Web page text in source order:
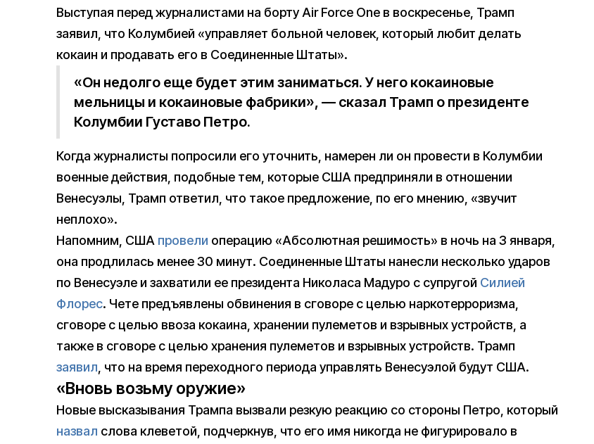
Выступая перед журналистами на борту Air Force One в воскресенье, Трамп
заявил, что Колумбией «управляет больной человек, который любит делать
кокаин и продавать его в Соединенные Штаты».
«Он недолго еще будет этим заниматься. У него кокаиновые
мельницы и кокаиновые фабрики», — сказал Трамп о президенте
Колумбии Густаво Петро.
Когда журналисты попросили его уточнить, намерен ли он провести в Колумбии
военные действия, подобные тем, которые США предприняли в отношении
Венесуэлы, Трамп ответил, что такое предложение, по его мнению, «звучит
неплохо».
Напомним, США провели операцию «Абсолютная решимость» в ночь на 3 января,
она продлилась менее 30 минут. Соединенные Штаты нанесли несколько ударов
по Венесуэле и захватили ее президента Николаса Мадуро с супругой Силией
Флорес. Чете предъявлены обвинения в сговоре с целью наркотерроризма,
сговоре с целью ввоза кокаина, хранении пулеметов и взрывных устройств, а
также в сговоре с целью хранения пулеметов и взрывных устройств. Трамп
заявил, что на время переходного периода управлять Венесуэлой будут США.
«Вновь возьму оружие»
Новые высказывания Трампа вызвали резкую реакцию со стороны Петро, который
назвал слова клеветой, подчеркнув, что его имя никогда не фигурировало в